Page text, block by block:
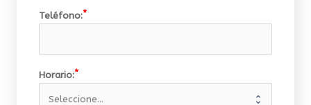
Teléfono:
Horario: